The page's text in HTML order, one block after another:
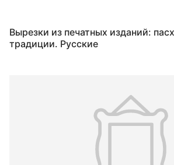
Вырезки из печатных изданий:
традиции. Русские